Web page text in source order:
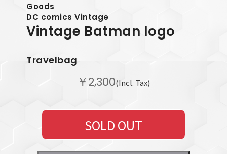
Goods
DC comics Vintage
Vintage Batman logo
Travelbag
￥2,300(Incl. Tax)
SOLD OUT